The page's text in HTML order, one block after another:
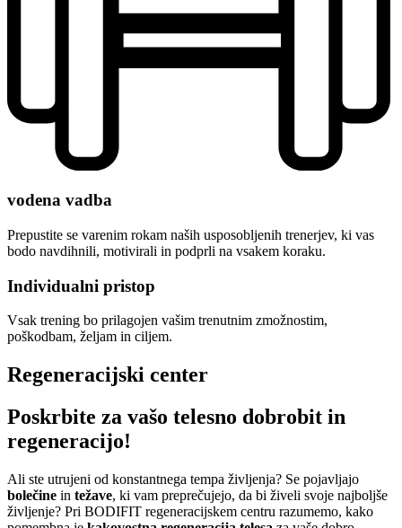
vodena vadba
Prepustite se varenim rokam naših usposobljenih trenerjev, ki vas
bodo navdihnili, motivirali in podprli na vsakem koraku.
Individualni pristop
Vsak trening bo prilagojen vašim trenutnim zmožnostim,
poškodbam, željam in ciljem.
Regeneracijski center
Poskrbite za vašo telesno dobrobit in
regeneracijo!
Ali ste utrujeni od konstantnega tempa življenja? Se pojavljajo
bolečine in težave, ki vam preprečujejo, da bi živeli svoje najboljše
življenje? Pri BODIFIT regeneracijskem centru razumemo, kako